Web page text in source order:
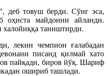
деб товуш берди. Сўнг эса,
оҳиста майдонни айланди.
таништирди.
лекин чемпион ғалабадан
писанд қилмай хато
пайқади, биров йўқ. Шариф
ошириб ташлади.